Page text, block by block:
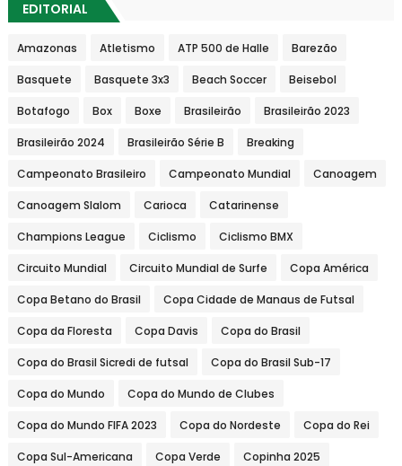
EDITORIAL
Amazonas Atletismo ATP 500 de Halle Barezão
Basquete Basquete 3x3 Beach Soccer Beisebol
Botafogo Box Boxe Brasileirão Brasileirão 2023
Brasileirão 2024 Brasileirão Série B Breaking
Campeonato Brasileiro Campeonato Mundial Canoagem
Canoagem Slalom Carioca Catarinense
Champions League Ciclismo Ciclismo BMX
Circuito Mundial Circuito Mundial de Surfe Copa América
Copa Betano do Brasil Copa Cidade de Manaus de Futsal
Copa da Floresta Copa Davis Copa do Brasil
Copa do Brasil Sicredi de futsal Copa do Brasil Sub-17
Copa do Mundo Copa do Mundo de Clubes
Copa do Mundo FIFA 2023 Copa do Nordeste Copa do Rei
Copa Sul-Americana Copa Verde Copinha 2025